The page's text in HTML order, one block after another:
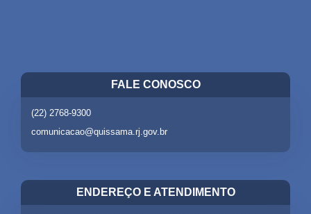
FALE CONOSCO
(22) 2768-9300
comunicacao@quissama.rj.gov.br
ENDEREÇO E ATENDIMENTO